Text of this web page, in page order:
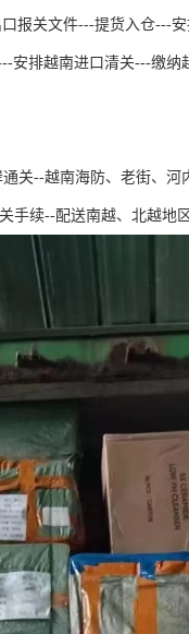
报关文件---提货入仓---
安排越南进口清关---缴
关--越南海防、老街、河
手续--配送南越、北越地